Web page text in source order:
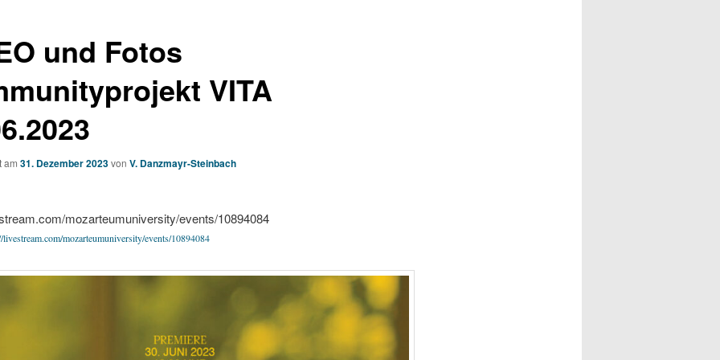
und Fotos
VITA
am 31. Dezember 2023von V. Danzmayr-Steinbach
mozarteumuniversity/events/10894084
livestream.com/mozarteumuniversity/events/10894084